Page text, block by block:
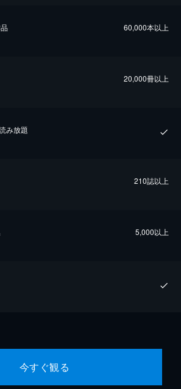
60,000本以上
20,000冊以上
み放題
210誌以上
5,000以上
今すぐ観る